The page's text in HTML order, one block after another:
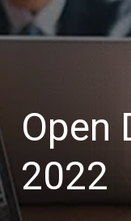
Open
2022